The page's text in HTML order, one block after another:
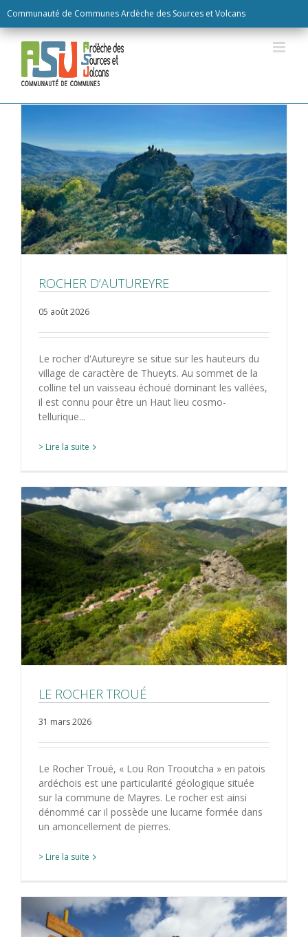
Communauté de Communes Ardèche des Sources et Volcans
to
content
ROCHER D’AUTUREYRE
05 août 2026
Le rocher d'Autureyre se situe sur les hauteurs du
village de caractère de Thueyts. Au sommet de la
colline tel un vaisseau échoué dominant les vallées,
il est connu pour être un Haut lieu cosmo-
tellurique...
> Lire la suite
LE ROCHER TROUÉ
31 mars 2026
Le Rocher Troué, « Lou Ron Trooutcha » en patois
ardéchois est une particularité géologique située
sur la commune de Mayres. Le rocher est ainsi
dénommé car il possède une lucarne formée dans
un amoncellement de pierres.
> Lire la suite